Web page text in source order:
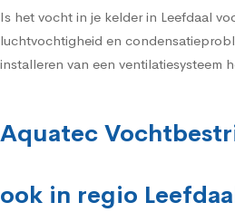
Is het vocht in je kelder in Leefdaal
luchtvochtigheid en
installeren van een ventilatiesysteem
Aquatec
ook in regio